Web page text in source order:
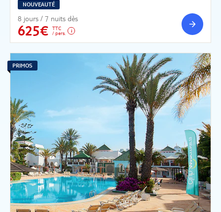
NOUVEAUTÉ
8 jours / 7 nuits dès
625€
TTC
/ pers.
PRIMOS